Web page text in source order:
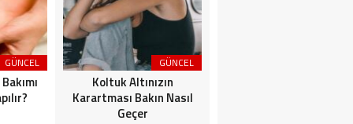
GÜNCEL GÜNCEL
Koltuk Altınızın
Karartması Bakın Nasıl
Geçer